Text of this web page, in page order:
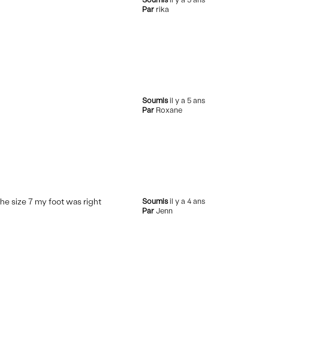
Par rika
Soumisil y a 5 ans
Par Roxane
Soumisil y a 4 ans
Par Jenn
size 7 my foot was right